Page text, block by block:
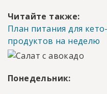
Читайте также:
План питания для
продуктов на неделю
Понедельник: